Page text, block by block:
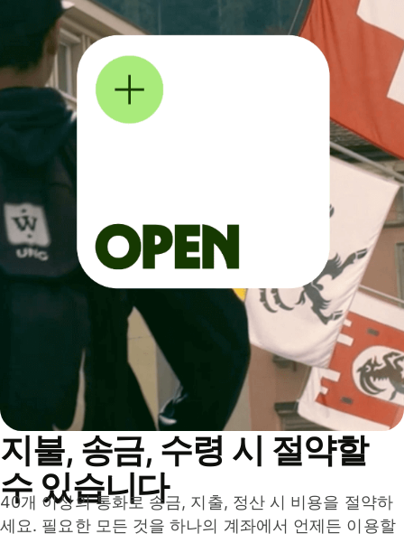
지불, 송금, 수령 시 절약할
수 있습니다
40개 이상의 통화로 송금, 지출, 정산 시 비용을 절약하
세요. 필요한 모든 것을 하나의 계좌에서 언제든 이용할